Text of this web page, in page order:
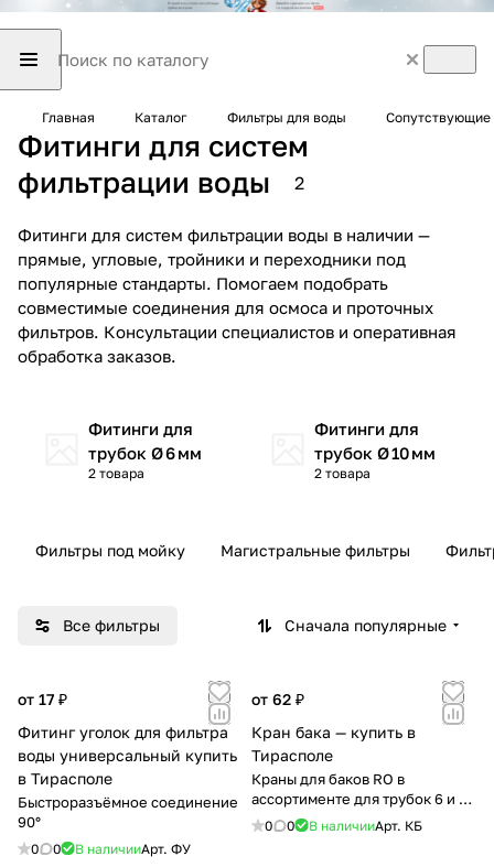
Главная Каталог Фильтры для воды
Фитинги для систем
фильтрации воды
2
Фитинги для систем фильтрации воды в наличии —
прямые, угловые, тройники и переходники под
популярные стандарты. Помогаем подобрать
совместимые соединения для осмоса и проточных
фильтров. Консультации специалистов и оперативная
обработка заказов.
Фитинги для
трубок Ø 6 мм
2 товара
Фитинги для
трубок Ø 10 мм
2 товара
Фильтры под мойку Магистральные фильтры
Все фильтры Сначала популярные
от 17 ₽
Фитинг уголок для фильтра
воды универсальный купить
в Тирасполе
Быстроразъёмное соединение
90°
0 0 В наличииАрт. ФУ
от 62 ₽
Кран бака — купить в
Тирасполе
Краны для баков RO в
ассортименте для трубок 6 и 10
мм.. Резьбы 1/4" и 3/4".
0 0 В наличииАрт. КБ